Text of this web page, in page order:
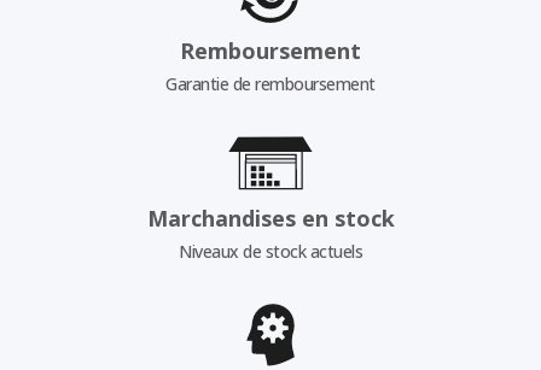
Remboursement
Garantie de remboursement
Marchandises en stock
Niveaux de stock actuels